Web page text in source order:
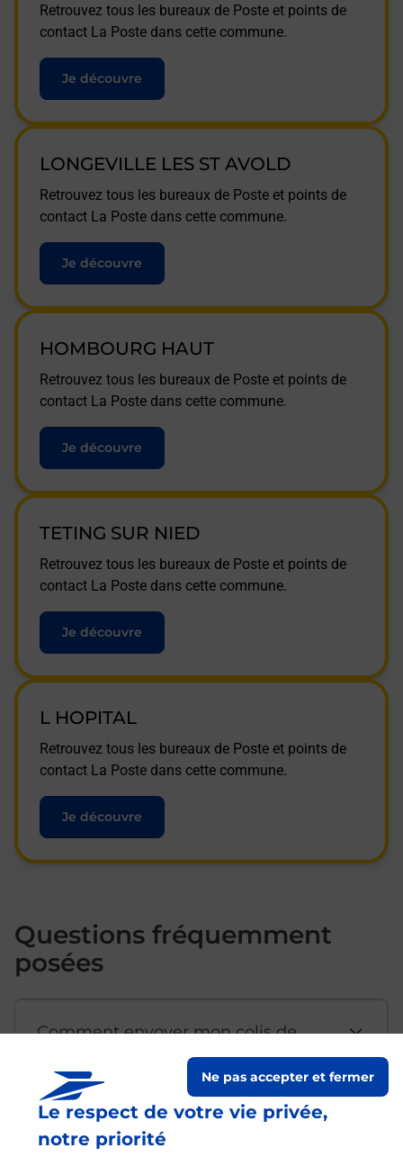
Le respect de votre vie privée,
notre priorité
Ne pas accepter et fermer
Retrouvez tous les bureaux de Poste et points de
contact La Poste dans cette commune.
Je découvre
LONGEVILLE LES ST AVOLD
Retrouvez tous les bureaux de Poste et points de
contact La Poste dans cette commune.
Je découvre
HOMBOURG HAUT
Retrouvez tous les bureaux de Poste et points de
contact La Poste dans cette commune.
Je découvre
TETING SUR NIED
Retrouvez tous les bureaux de Poste et points de
contact La Poste dans cette commune.
Je découvre
L HOPITAL
Retrouvez tous les bureaux de Poste et points de
contact La Poste dans cette commune.
Je découvre
Questions fréquemment
posées
Comment envoyer mon colis de
Est-il possible d’acheter un
emballage directement depuis un